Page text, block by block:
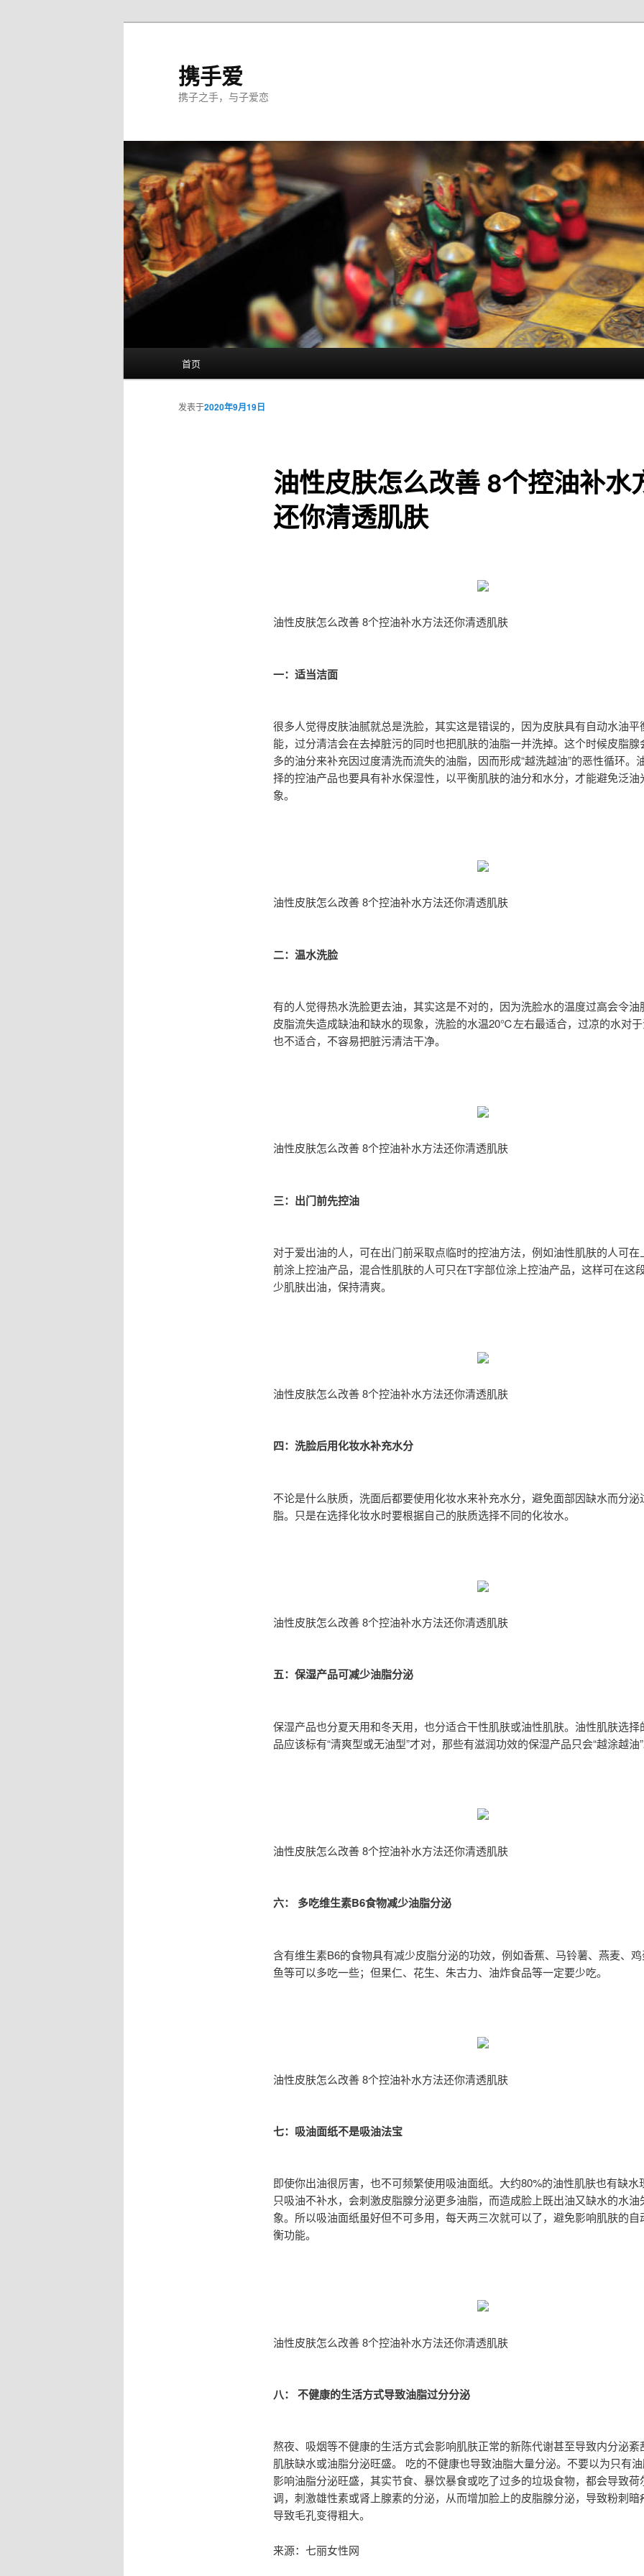
携手爱
携子之手，与子爱恋
首页
油性皮肤怎么改善 8个控油补水
还你清透肌肤
发表于2020年9月19日
油性皮肤怎么改善 8个控油补水方法还你清透肌肤
一：适当洁面
很多人觉得皮肤油腻就总是洗脸，其实这是错误的，因为皮肤具有自动水油平
能，过分清洁会在去掉脏污的同时也把肌肤的油脂一并洗掉。这个时候皮脂腺
多的油分来补充因过度清洗而流失的油脂，因而形成“越洗越油”的恶性循环。
择的控油产品也要具有补水保湿性，以平衡肌肤的油分和水分，才能避免泛油
象。
油性皮肤怎么改善 8个控油补水方法还你清透肌肤
二：温水洗脸
有的人觉得热水洗脸更去油，其实这是不对的，因为洗脸水的温度过高会令油
皮脂流失造成缺油和缺水的现象，洗脸的水温20℃左右最适合，过凉的水对
也不适合，不容易把脏污清洁干净。
油性皮肤怎么改善 8个控油补水方法还你清透肌肤
三：出门前先控油
对于爱出油的人，可在出门前采取点临时的控油方法，例如油性肌肤的人可在
前涂上控油产品，混合性肌肤的人可只在T字部位涂上控油产品，这样可在这
少肌肤出油，保持清爽。
油性皮肤怎么改善 8个控油补水方法还你清透肌肤
四：洗脸后用化妆水补充水分
不论是什么肤质，洗面后都要使用化妆水来补充水分，避免面部因缺水而分泌
脂。只是在选择化妆水时要根据自己的肤质选择不同的化妆水。
油性皮肤怎么改善 8个控油补水方法还你清透肌肤
五：保湿产品可减少油脂分泌
保湿产品也分夏天用和冬天用，也分适合干性肌肤或油性肌肤。油性肌肤选择
品应该标有“清爽型或无油型”才对，那些有滋润功效的保湿产品只会“越涂越油
油性皮肤怎么改善 8个控油补水方法还你清透肌肤
六： 多吃维生素B6食物减少油脂分泌
含有维生素B6的食物具有减少皮脂分泌的功效，例如香蕉、马铃薯、燕麦、
鱼等可以多吃一些；但果仁、花生、朱古力、油炸食品等一定要少吃。
油性皮肤怎么改善 8个控油补水方法还你清透肌肤
七：吸油面纸不是吸油法宝
即使你出油很厉害，也不可频繁使用吸油面纸。大约80%的油性肌肤也有缺水
只吸油不补水，会刺激皮脂腺分泌更多油脂，而造成脸上既出油又缺水的水油
象。所以吸油面纸虽好但不可多用，每天两三次就可以了，避免影响肌肤的自
衡功能。
油性皮肤怎么改善 8个控油补水方法还你清透肌肤
八： 不健康的生活方式导致油脂过分分泌
熬夜、吸烟等不健康的生活方式会影响肌肤正常的新陈代谢甚至导致内分泌紊
肌肤缺水或油脂分泌旺盛。 吃的不健康也导致油脂大量分泌。不要以为只有
影响油脂分泌旺盛，其实节食、暴饮暴食或吃了过多的垃圾食物，都会导致荷
调，刺激雄性素或肾上腺素的分泌，从而增加脸上的皮脂腺分泌，导致粉刺暗
导致毛孔变得粗大。
来源：七丽女性网